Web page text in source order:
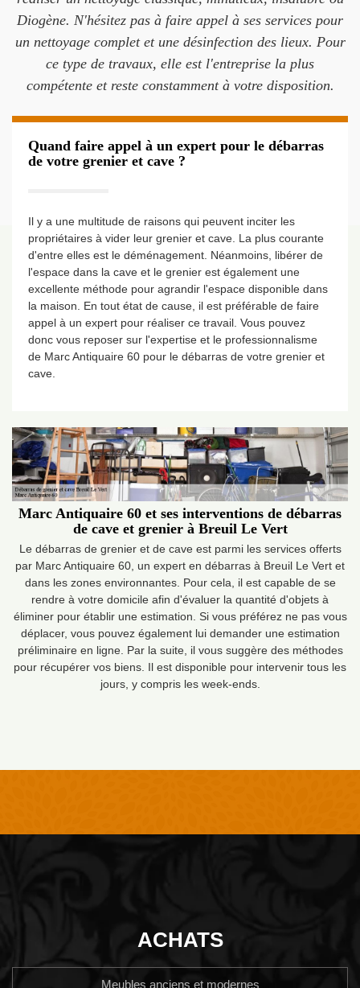
Diogène. N'hésitez pas à faire appel à ses services pour
un nettoyage complet et une désinfection des lieux. Pour
ce type de travaux, elle est l'entreprise la plus
compétente et reste constamment à votre disposition.
Quand faire appel à un expert pour le débarras
de votre grenier et cave ?
Il y a une multitude de raisons qui peuvent inciter les
propriétaires à vider leur grenier et cave. La plus courante
d'entre elles est le déménagement. Néanmoins, libérer de
l'espace dans la cave et le grenier est également une
excellente méthode pour agrandir l'espace disponible dans
la maison. En tout état de cause, il est préférable de faire
appel à un expert pour réaliser ce travail. Vous pouvez
donc vous reposer sur l'expertise et le professionnalisme
de Marc Antiquaire 60 pour le débarras de votre grenier et
cave.
Marc Antiquaire 60 et ses interventions de débarras
de cave et grenier à Breuil Le Vert
Le débarras de grenier et de cave est parmi les services offerts
par Marc Antiquaire 60, un expert en débarras à Breuil Le Vert et
dans les zones environnantes. Pour cela, il est capable de se
rendre à votre domicile afin d'évaluer la quantité d'objets à
éliminer pour établir une estimation. Si vous préférez ne pas vous
déplacer, vous pouvez également lui demander une estimation
préliminaire en ligne. Par la suite, il vous suggère des méthodes
pour récupérer vos biens. Il est disponible pour intervenir tous les
jours, y compris les week-ends.
ACHATS
Meubles anciens et modernes